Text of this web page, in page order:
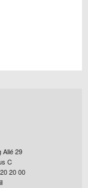
Allé 29
C
20 00